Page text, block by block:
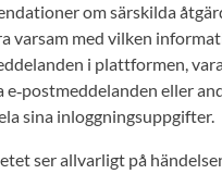
om särskilda
varsam med vilken
i plattformen,
e‑postmeddelanden eller
sina inloggningsuppgifter.
ser allvarligt på